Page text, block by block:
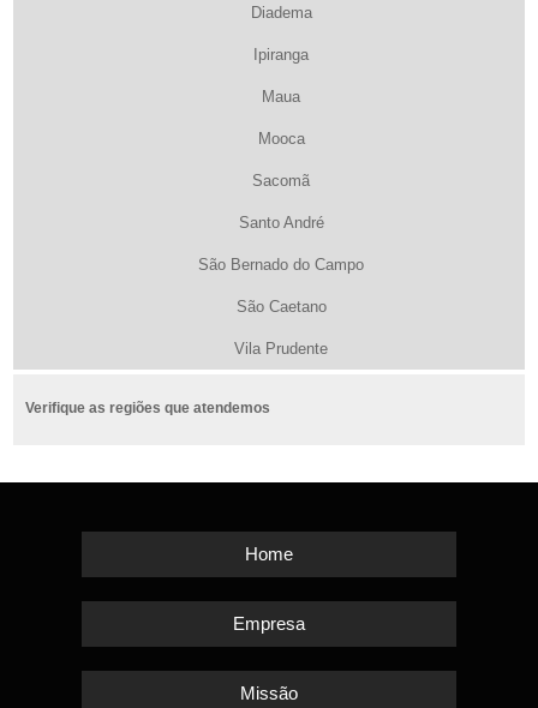
Diadema
Ipiranga
Maua
Mooca
Sacomã
Santo André
São Bernado do Campo
São Caetano
Vila Prudente
Verifique as regiões que atendemos
Home
Empresa
Missão